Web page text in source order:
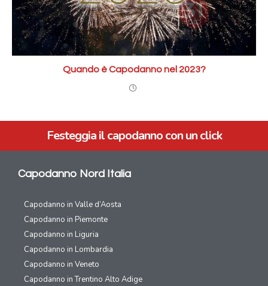
Quando è Capodanno nel 2023?
Festeggia il capodanno con un click
Capodanno Nord Italia
Capodanno in Valle d’Aosta
Capodanno in Piemonte
Capodanno in Liguria
Capodanno in Lombardia
Capodanno in Veneto
Capodanno in Trentino Alto Adige